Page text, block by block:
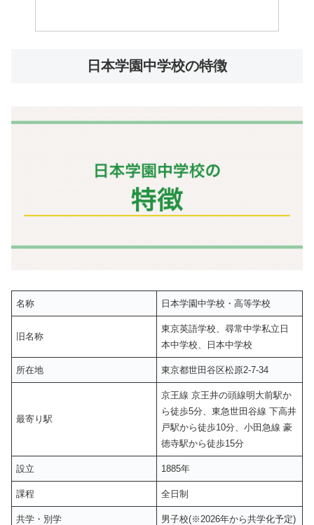
日本学園中学校の特徴
名称 日本学園中学校・高等学校
旧名称
東京英語学校、尋常中学私立日
本中学校、日本中学校
所在地 東京都世田谷区松原2-7-34
最寄り駅
京王線 京王井の頭線明大前駅か
ら徒歩5分、東急世田谷線 下高井
戸駅から徒歩10分、小田急線 豪
徳寺駅から徒歩15分
設立 1885年
課程 全日制
共学・別学 男子校(※2026年から共学化予定)